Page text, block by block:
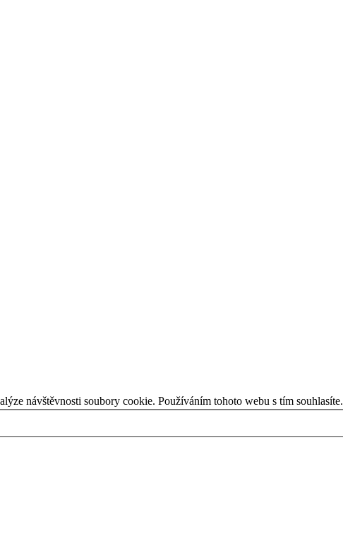
návštěvnosti soubory cookie. Používáním tohoto webu s tím souhlasíte.